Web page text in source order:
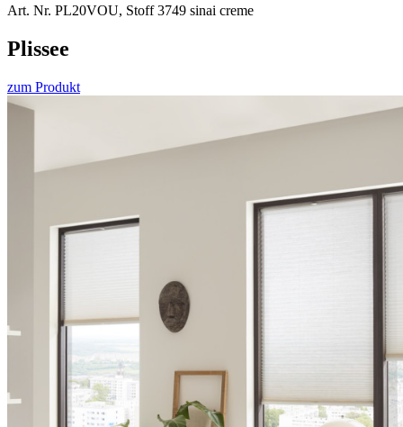
Art. Nr. PL20VOU, Stoff 3749 sinai creme
Plissee
zum Produkt